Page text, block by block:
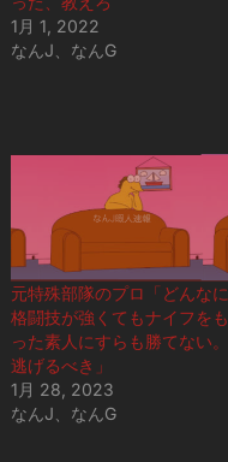
1月 1, 2022
なんJ、なんG
元特殊部隊のプロ「どんなに
格闘技が強くてもナイフをも
った素人にすらも勝てない。
逃げるべき」
1月 28, 2023
なんJ、なんG